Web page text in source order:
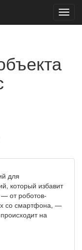
для
который избавит
— от роботов-
со смартфона, —
на